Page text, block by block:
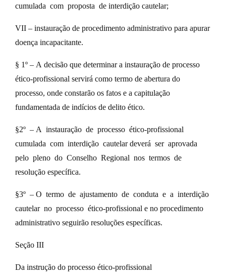
cumulada com proposta de interdição cautelar;
VII – instauração de procedimento administrativo para apurar
doença incapacitante.
§ 1º – A decisão que determinar a instauração de processo
ético-profissional servirá como termo de abertura do
processo, onde constarão os fatos e a capitulação
fundamentada de indícios de delito ético.
§2º – A instauração de processo ético-profissional
cumulada com interdição cautelar deverá ser aprovada
pelo pleno do Conselho Regional nos termos de
resolução específica.
§3º – O termo de ajustamento de conduta e a interdição
cautelar no processo ético-profissional e no procedimento
administrativo seguirão resoluções específicas.
Seção III
Da instrução do processo ético-profissional